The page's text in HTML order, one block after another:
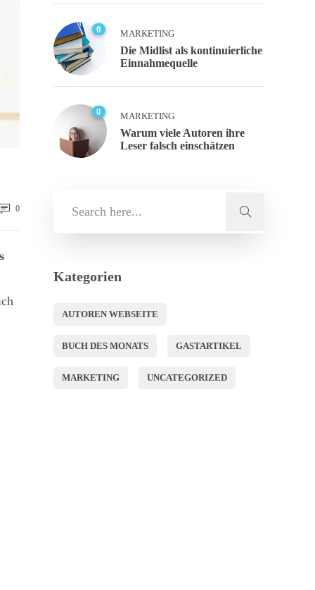
0
0 MARKETING
Die Midlist als kontinuierliche
Einnahmequelle
0 MARKETING
Warum viele Autoren ihre
Leser falsch einschätzen
Kategorien
AUTOREN WEBSEITE
BUCH DES MONATS GASTARTIKEL
MARKETING UNCATEGORIZED